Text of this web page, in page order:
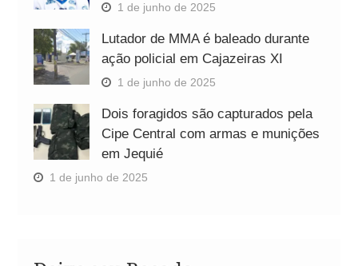
1 de junho de 2025
Lutador de MMA é baleado durante
ação policial em Cajazeiras XI
1 de junho de 2025
Dois foragidos são capturados pela
Cipe Central com armas e munições
em Jequié
1 de junho de 2025